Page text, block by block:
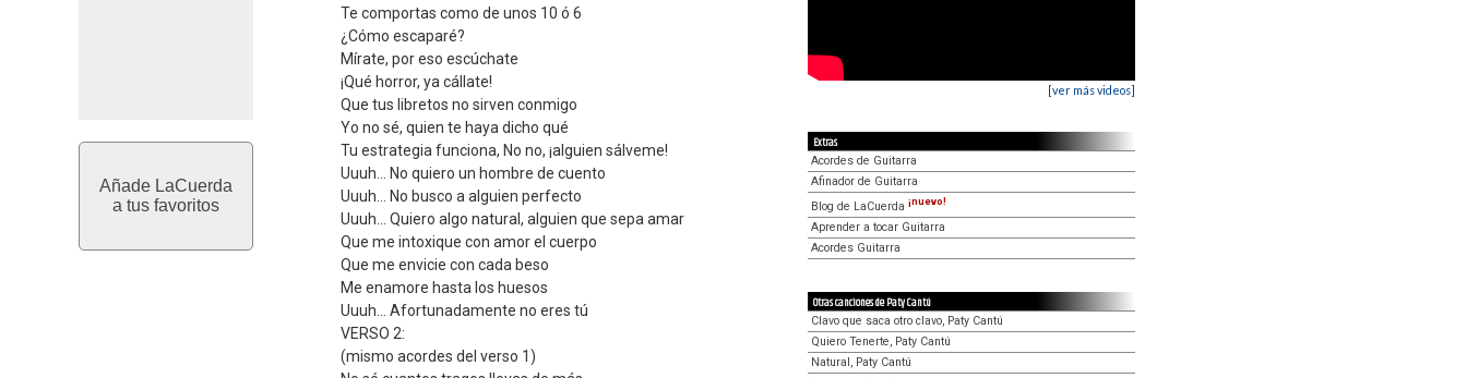
Añade LaCuerda
a tus favoritos
Te comportas como de unos 10 ó 6
¿Cómo escaparé?
Mírate, por eso escúchate
¡Qué horror, ya cállate!
Que tus libretos no sirven conmigo
Yo no sé, quien te haya dicho qué
Tu estrategia funciona, No no, ¡alguien sálveme!
Uuuh... No quiero un hombre de cuento
Uuuh... No busco a alguien perfecto
Uuuh... Quiero algo natural, alguien que sepa amar
Que me intoxique con amor el cuerpo
Que me envicie con cada beso
Me enamore hasta los huesos
Uuuh... Afortunadamente no eres tú
VERSO 2:
(mismo acordes del verso 1)
[ver más videos]
Extras
Acordes de Guitarra
Afinador de Guitarra
Blog de LaCuerda ¡nuevo!
Aprender a tocar Guitarra
Acordes Guitarra
Otras canciones de Paty Cantú
Clavo que saca otro clavo, Paty Cantú
Quiero Tenerte, Paty Cantú
Natural, Paty Cantú